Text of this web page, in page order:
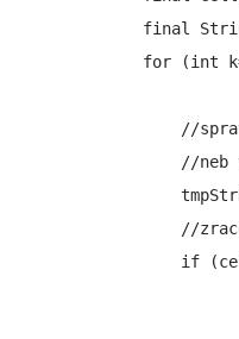
final
for (int
//
//neb
//
if